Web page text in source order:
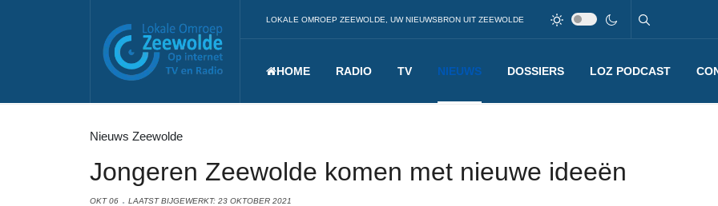
LOKALE OMROEP ZEEWOLDE, UW NIEUWSBRON UIT ZEEWOLDE
HOME RADIO TV NIEUWS DOSSIERS LOZ PODCAST
Nieuws Zeewolde
Jongeren Zeewolde komen met nieuwe ideeën
OKT 06 LAATST BIJGEWERKT: 23 OKTOBER 2021